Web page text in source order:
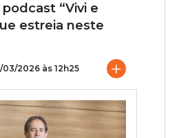
“Vivi e
estreia neste
03/2026 às 12h25 +